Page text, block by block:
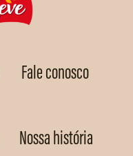
Fale conosco
Nossa história